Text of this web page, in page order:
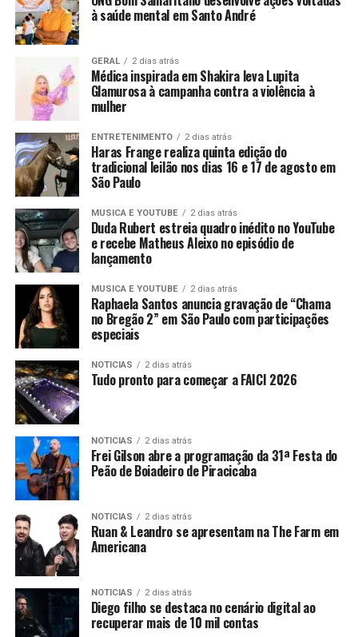
à saúde mental em Santo André
GERAL 2 dias atrás
Médica inspirada em Shakira leva Lupita
Glamurosa à campanha contra a violência à
mulher
ENTRETENIMENTO 2 dias atrás
Haras Frange realiza quinta edição do
tradicional leilão nos dias 16 e 17 de agosto em
São Paulo
MUSICA E YOUTUBE 2 dias atrás
Duda Rubert estreia quadro inédito no YouTube
e recebe Matheus Aleixo no episódio de
lançamento
MUSICA E YOUTUBE 2 dias atrás
Raphaela Santos anuncia gravação de “Chama
no Bregão 2” em São Paulo com participações
especiais
NOTICIAS 2 dias atrás
Tudo pronto para começar a FAICI 2026
NOTICIAS 2 dias atrás
Frei Gilson abre a programação da 31ª Festa do
Peão de Boiadeiro de Piracicaba
NOTICIAS 2 dias atrás
Ruan & Leandro se apresentam na The Farm em
Americana
NOTICIAS 2 dias atrás
Diego filho se destaca no cenário digital ao
recuperar mais de 10 mil contas